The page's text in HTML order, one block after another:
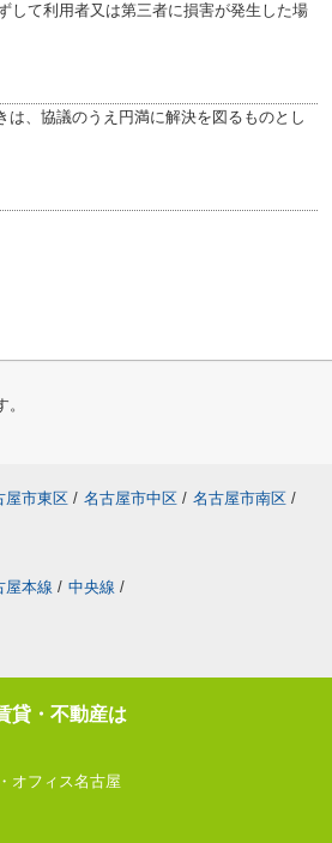
して利用者又は第三者に損害が発生した場
、協議のうえ円満に解決を図るものとし
屋市東区 / 名古屋市中区 / 名古屋市南区 /
屋本線 / 中央線 /
貸・不動産は
オフィス名古屋